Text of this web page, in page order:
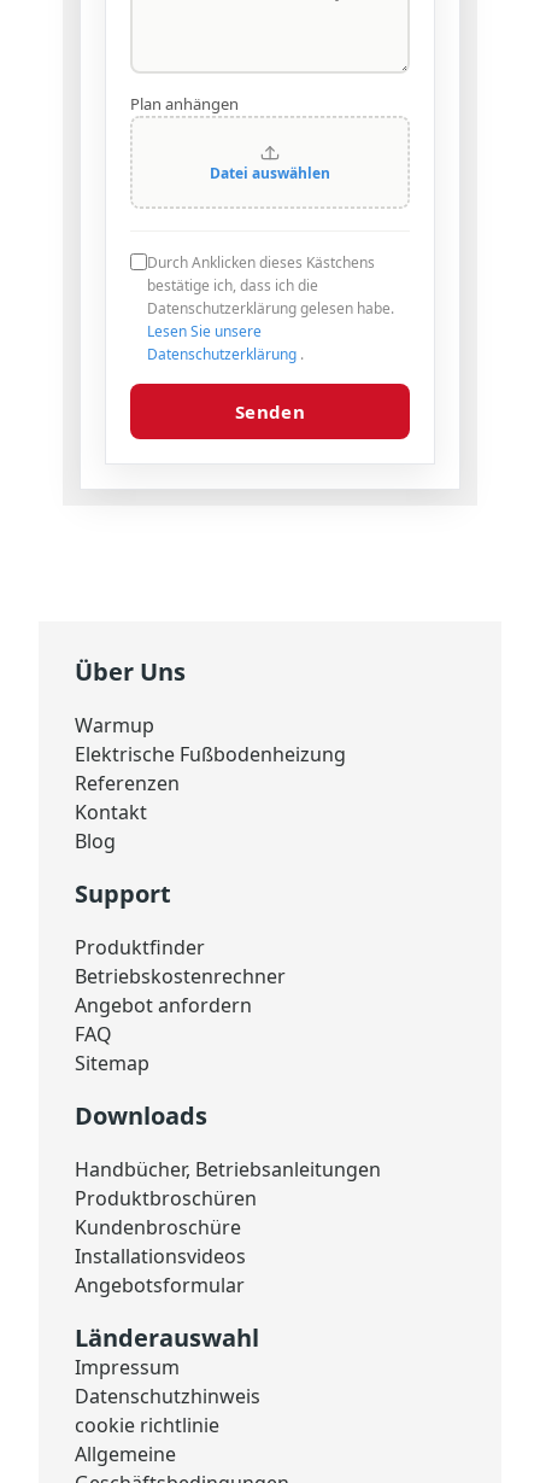
Plan anhängen
Datei auswählen
Durch Anklicken dieses Kästchens
bestätige ich, dass ich die
Datenschutzerklärung gelesen habe.
Lesen Sie unsere
Datenschutzerklärung .
Senden
Über Uns
Warmup
Elektrische Fußbodenheizung
Referenzen
Kontakt
Blog
Support
Produktfinder
Betriebskostenrechner
Angebot anfordern
FAQ
Sitemap
Downloads
Handbücher, Betriebsanleitungen
Produktbroschüren
Kundenbroschüre
Installationsvideos
Angebotsformular
Länderauswahl
Impressum
Datenschutzhinweis
cookie richtlinie
Allgemeine